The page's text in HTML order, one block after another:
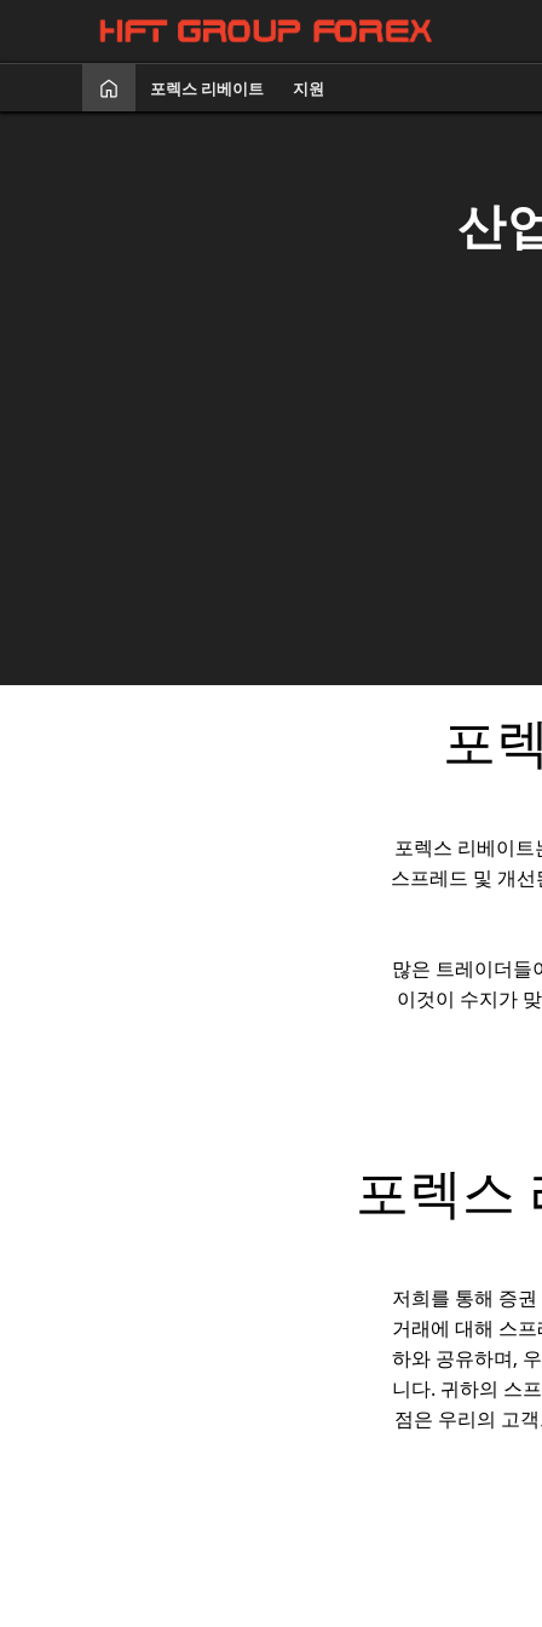
포렉스 리베이트 지원
산
포
포렉스 리베이
스프레드 및 개
많은 트레이더들
이것이 수지가
포렉스
저희를 통해 증
거래에 대해 스
하와 공유하며,
니다. 귀하의 스
점은 우리의 고